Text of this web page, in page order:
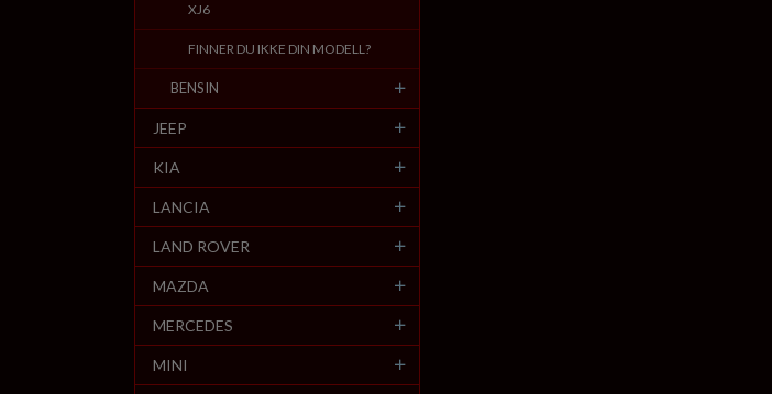
XJ6
FINNER DU IKKE DIN MODELL?
BENSIN
JEEP
KIA
LANCIA
LAND ROVER
MAZDA
MERCEDES
MINI